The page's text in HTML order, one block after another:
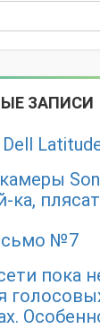
ЗАПИСИ
ка,
№7
пока